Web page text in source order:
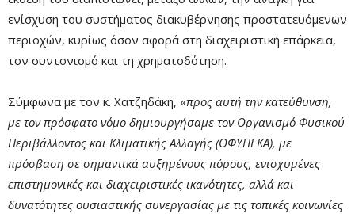
ενίσχυση του συστήματος διακυβέρνησης προστατευόμενων
περιοχών, κυρίως όσον αφορά στη διαχειριστική επάρκεια,
τον συντονισμό και τη χρηματοδότηση.
Σύμφωνα με τον κ. Χατζηδάκη, «προς αυτή την κατεύθυνση,
με τον πρόσφατο νόμο δημιουργήσαμε τον Οργανισμό Φυσικού
Περιβάλλοντος και Κλιματικής Αλλαγής (ΟΦΥΠΕΚΑ), με
πρόσβαση σε σημαντικά αυξημένους πόρους, ενισχυμένες
επιστημονικές και διαχειριστικές ικανότητες, αλλά και
δυνατότητες ουσιαστικής συνεργασίας με τις τοπικές κοινωνίες